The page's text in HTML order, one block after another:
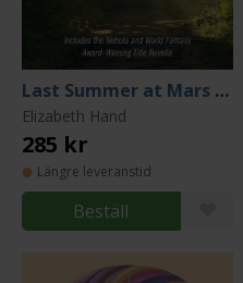
Last Summer at Mars Hill
Elizabeth Hand
285 kr
Längre leveranstid
Beställ